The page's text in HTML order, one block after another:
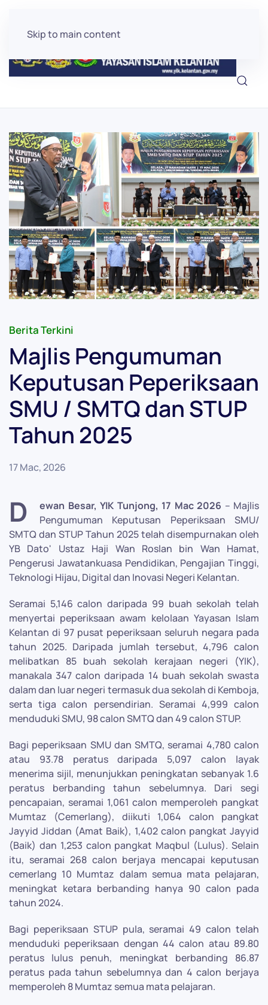
Skip to main content
Berita Terkini
Majlis Pengumuman
Keputusan Peperiksaan
SMU / SMTQ dan STUP
Tahun 2025
17 Mac, 2026
D ewan Besar, YIK Tunjong, 17 Mac 2026 – Majlis
Pengumuman Keputusan Peperiksaan SMU/
SMTQ dan STUP Tahun 2025 telah disempurnakan oleh
YB Dato' Ustaz Haji Wan Roslan bin Wan Hamat,
Pengerusi Jawatankuasa Pendidikan, Pengajian Tinggi,
Teknologi Hijau, Digital dan Inovasi Negeri Kelantan.
Seramai 5,146 calon daripada 99 buah sekolah telah
menyertai peperiksaan awam kelolaan Yayasan Islam
Kelantan di 97 pusat peperiksaan seluruh negara pada
tahun 2025. Daripada jumlah tersebut, 4,796 calon
melibatkan 85 buah sekolah kerajaan negeri (YIK),
manakala 347 calon daripada 14 buah sekolah swasta
dalam dan luar negeri termasuk dua sekolah di Kemboja,
serta tiga calon persendirian. Seramai 4,999 calon
menduduki SMU, 98 calon SMTQ dan 49 calon STUP.
Bagi peperiksaan SMU dan SMTQ, seramai 4,780 calon
atau 93.78 peratus daripada 5,097 calon layak
menerima sijil, menunjukkan peningkatan sebanyak 1.6
peratus berbanding tahun sebelumnya. Dari segi
pencapaian, seramai 1,061 calon memperoleh pangkat
Mumtaz (Cemerlang), diikuti 1,064 calon pangkat
Jayyid Jiddan (Amat Baik), 1,402 calon pangkat Jayyid
(Baik) dan 1,253 calon pangkat Maqbul (Lulus). Selain
itu, seramai 268 calon berjaya mencapai keputusan
cemerlang 10 Mumtaz dalam semua mata pelajaran,
meningkat ketara berbanding hanya 90 calon pada
tahun 2024.
Bagi peperiksaan STUP pula, seramai 49 calon telah
menduduki peperiksaan dengan 44 calon atau 89.80
peratus lulus penuh, meningkat berbanding 86.87
peratus pada tahun sebelumnya dan 4 calon berjaya
memperoleh 8 Mumtaz semua mata pelajaran.